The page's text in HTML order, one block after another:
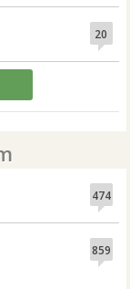
20
474
859